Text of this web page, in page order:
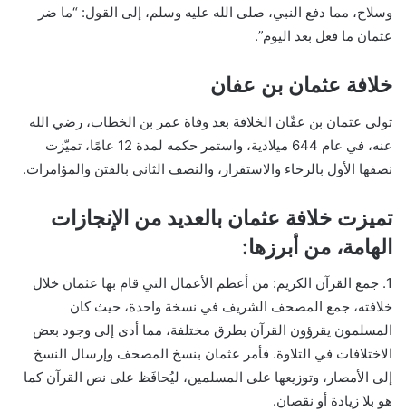
وسلاح، مما دفع النبي، صلى الله عليه وسلم، إلى القول: “ما ضر
عثمان ما فعل بعد اليوم”.
خلافة عثمان بن عفان
تولى عثمان بن عفّان الخلافة بعد وفاة عمر بن الخطاب، رضي الله
عنه، في عام 644 ميلادية، واستمر حكمه لمدة 12 عامًا، تميّزت
نصفها الأول بالرخاء والاستقرار، والنصف الثاني بالفتن والمؤامرات.
تميزت خلافة عثمان بالعديد من الإنجازات
الهامة، من أبرزها:
1. جمع القرآن الكريم: من أعظم الأعمال التي قام بها عثمان خلال
خلافته، جمع المصحف الشريف في نسخة واحدة، حيث كان
المسلمون يقرؤون القرآن بطرق مختلفة، مما أدى إلى وجود بعض
الاختلافات في التلاوة. فأمر عثمان بنسخ المصحف وإرسال النسخ
إلى الأمصار، وتوزيعها على المسلمين، ليُحافَظ على نص القرآن كما
هو بلا زيادة أو نقصان.